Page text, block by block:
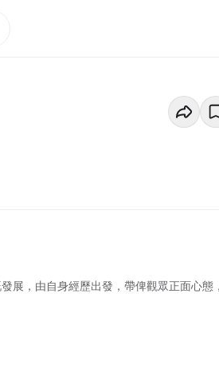
展，由自身經歷出發，帶俾觀眾正面心態，